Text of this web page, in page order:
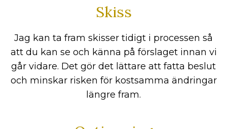
Skiss
Jag kan ta fram skisser tidigt i processen så
att du kan se och känna på förslaget innan vi
går vidare. Det gör det lättare att fatta beslut
och minskar risken för kostsamma ändringar
längre fram.